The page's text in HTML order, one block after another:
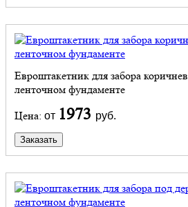
Евроштакетник для забора
ленточном фундаменте
Цена: от 1973 руб.
Заказать